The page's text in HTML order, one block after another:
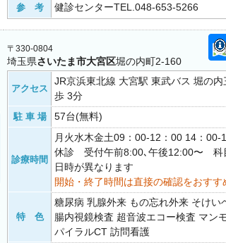
参 考 健診センターTEL.048-653-5266
〒330-0804
埼玉県さいたま市大宮区堀の内町2-160
アクセス
JR京浜東北線 大宮駅 東武バス 堀の
歩 3分
駐 車 場 57台(無料)
診療時間
月火水木金土09：00-12：00 14：
休診 受付午前8:00､午後12:00〜 科
日時が異なります
開始・終了時間は直接の確認をおすす
特 色
糖尿病 乳腺外来 もの忘れ外来 そけい
腸内視鏡検査 超音波エコー検査 マン
パイラルCT 訪問看護